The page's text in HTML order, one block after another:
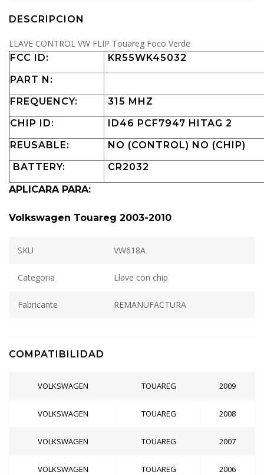
DESCRIPCION
LLAVE CONTROL VW FLIP Touareg Foco Verde
FCC ID:
KR55WK45032
PART N:
FREQUENCY:
315 MHZ
CHIP ID:
ID46 PCF7947 HITAG 2
REUSABLE:
NO (CONTROL) NO (CHIP)
BATTERY:
CR2032
APLICARA PARA:
Volkswagen Touareg 2003-2010
SKU VW618A
Categoria Llave con chip
Fabricante REMANUFACTURA
COMPATIBILIDAD
VOLKSWAGEN TOUAREG 2009
VOLKSWAGEN TOUAREG 2008
VOLKSWAGEN TOUAREG 2007
VOLKSWAGEN TOUAREG 2006